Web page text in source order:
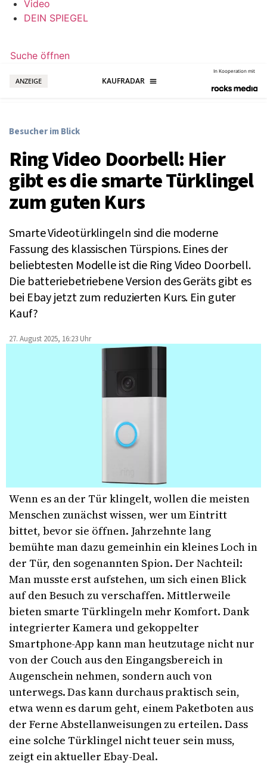
Video
DEIN SPIEGEL
Suche öffnen
ANZEIGE
In Kooperation mit
Besucher im Blick
Ring Video Doorbell: Hier
gibt es die smarte Türklingel
zum guten Kurs
Smarte Videotürklingeln sind die moderne
Fassung des klassischen Türspions. Eines der
beliebtesten Modelle ist die Ring Video Doorbell.
Die batteriebetriebene Version des Geräts gibt es
bei Ebay jetzt zum reduzierten Kurs. Ein guter
Kauf?
27. August 2025, 16:23 Uhr
Wenn es an der Tür klingelt, wollen die meisten
Menschen zunächst wissen, wer um Eintritt
bittet, bevor sie öffnen. Jahrzehnte lang
bemühte man dazu gemeinhin ein kleines Loch in
der Tür, den sogenannten Spion. Der Nachteil:
Man musste erst aufstehen, um sich einen Blick
auf den Besuch zu verschaffen. Mittlerweile
bieten smarte Türklingeln mehr Komfort. Dank
integrierter Kamera und gekoppelter
Smartphone-App kann man heutzutage nicht nur
von der Couch aus den Eingangsbereich in
Augenschein nehmen, sondern auch von
unterwegs. Das kann durchaus praktisch sein,
etwa wenn es darum geht, einem Paketboten aus
der Ferne Abstellanweisungen zu erteilen. Dass
eine solche Türklingel nicht teuer sein muss,
zeigt ein aktueller Ebay-Deal.